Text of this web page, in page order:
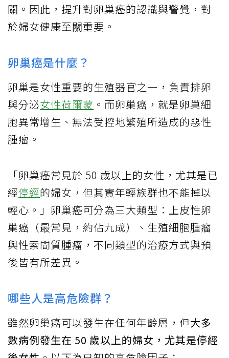
關。因此，提升對卵巢癌的認識與警覺，對
於婦女健康至關重要。
卵巢癌是什麼？
卵巢是女性重要的生殖器官之一，負責排卵
與分泌女性荷爾蒙 。而卵巢癌，就是卵巢細
胞異常增生、無法受控地繁殖所造成的惡性
腫瘤。
「卵巢癌常見於 50 歲以上的女性，尤其是已
經停經的婦女，但其實年輕族群也不能掉以
輕心。」卵巢癌可分為三大類型：上皮性卵
巢癌（最常見，約佔九成）、生殖細胞腫瘤
與性索間質腫瘤，不同類型的治療方式與預
後皆有所差異。
哪些人是高危險群？
雖然卵巢癌可以發生在任何年齡層，但大多
數病例發生在 50 歲以上的婦女，尤其是停經